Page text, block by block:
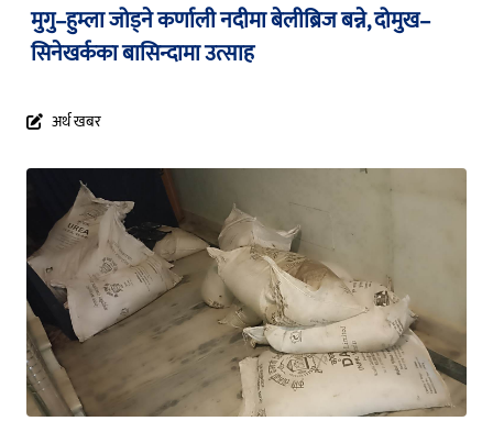
मुगु–हुम्ला जोड्ने कर्णाली नदीमा बेलीब्रिज बन्ने, दोमुख–
सिनेखर्कका बासिन्दामा उत्साह
अर्थ खबर